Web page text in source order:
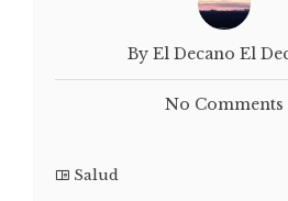
By El Decano El
No Comments
Salud